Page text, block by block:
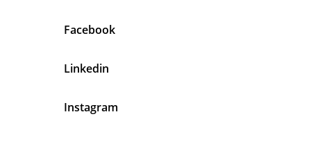
Facebook
Linkedin
Instagram